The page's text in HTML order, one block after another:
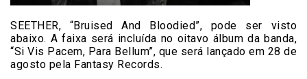
SEETHER, “Bruised And Bloodied”, pode ser visto
abaixo. A faixa será incluída no oitavo álbum da banda,
“Si Vis Pacem, Para Bellum”, que será lançado em 28 de
agosto pela Fantasy Records.